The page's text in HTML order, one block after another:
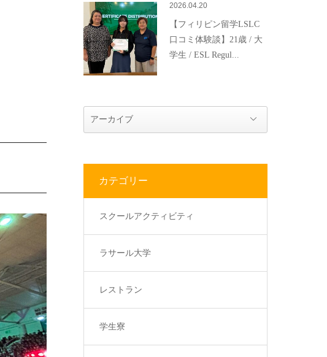
2026.04.20
【フィリピン留学LSLC
口コミ体験談】21歳 / 大
学生 / ESL Regul...
カテゴリー
スクールアクティビティ
ラサール大学
レストラン
学生寮